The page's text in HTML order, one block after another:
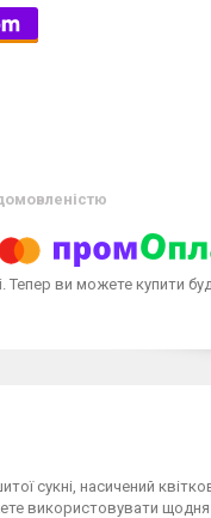
Тепер ви можете купити
сукні, насичений
використовувати щодня